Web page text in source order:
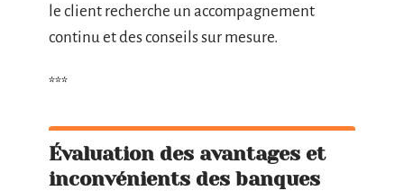
le client recherche un accompagnement
continu et des conseils sur mesure.
***
Évaluation des avantages et
inconvénients des banques